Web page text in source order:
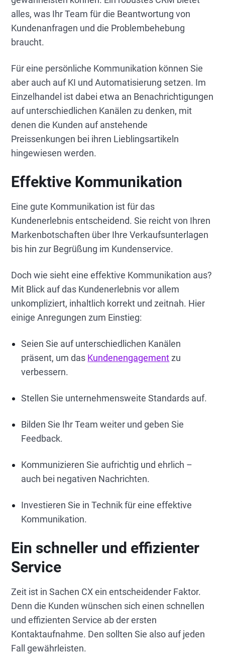
alles, was Ihr Team für die Beantwortung von
Kundenanfragen und die Problembehebung
braucht.
Für eine persönliche Kommunikation können Sie
aber auch auf KI und Automatisierung setzen. Im
Einzelhandel ist dabei etwa an Benachrichtigungen
auf unterschiedlichen Kanälen zu denken, mit
denen die Kunden auf anstehende
Preissenkungen bei ihren Lieblingsartikeln
hingewiesen werden.
Effektive Kommunikation
Eine gute Kommunikation ist für das
Kundenerlebnis entscheidend. Sie reicht von Ihren
Markenbotschaften über Ihre Verkaufsunterlagen
bis hin zur Begrüßung im Kundenservice.
Doch wie sieht eine effektive Kommunikation aus?
Mit Blick auf das Kundenerlebnis vor allem
unkompliziert, inhaltlich korrekt und zeitnah. Hier
einige Anregungen zum Einstieg:
Seien Sie auf unterschiedlichen Kanälen
präsent, um das Kundenengagementzu
verbessern.
Stellen Sie unternehmensweite Standards auf.
Bilden Sie Ihr Team weiter und geben Sie
Feedback.
Kommunizieren Sie aufrichtig und ehrlich –
auch bei negativen Nachrichten.
Investieren Sie in Technik für eine effektive
Kommunikation.
Ein schneller und effizienter
Service
Zeit ist in Sachen CX ein entscheidender Faktor.
Denn die Kunden wünschen sich einen schnellen
und effizienten Service ab der ersten
Kontaktaufnahme. Den sollten Sie also auf jeden
Fall gewährleisten.